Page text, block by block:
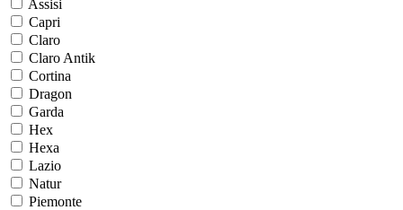
Assisi
Capri
Claro
Claro Antik
Cortina
Dragon
Garda
Hex
Hexa
Lazio
Natur
Piemonte